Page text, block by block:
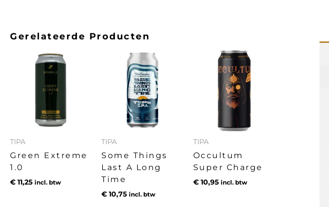
Gerelateerde Producten
TIPA
Green Extreme
1.0
€ 11,25 incl. btw
TIPA
Some Things
Last A Long
Time
€ 10,75 incl. btw
TIPA
Occultum
Super Charge
€10,95 incl. btw